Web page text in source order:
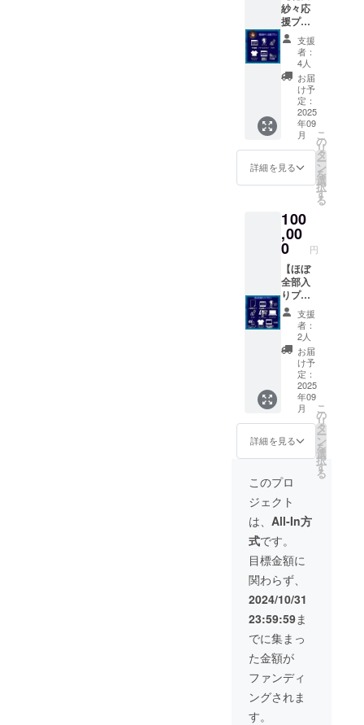
可）
動画DL
配信
（期間
限定1
年、ダ
ウン
ロード
可）
ませ
ん） ・
オリジ
ナルT
シャツ
（ver2
） ・特
製パン
（ver2
） 増
ページ
16p ・
配信
（期間
限定1ヶ
月程
度・ダ
ウン
ロード
不可）
・来年
完成予
定の
「はな
まる劇
場のい
ちばん
長い
日」長
編版の
限定1ヶ
度・ダ
ウン
ロード
不可）
・お礼
動画DL
配信
（期間
年、ダ
ウン
ロード
可）
い」と
いう方
へ向け
た本編
とは違
う編集
の動画
・倖田
李梨の
アクリ
ルスタ
ンド1点
・倖田
ン入り
チェキ
（画像
は選べ
ませ
ん） ・
オリジ
ナルT
シャツ
（ver2
） ・特
製パン
（ver2
） 増
ページ
16p ・
メイキ
配信
（期間
限定1ヶ
月程
度・ダ
ウン
ロード
不可）
・来年
完成予
定の
「はな
まる劇
場のい
ちばん
長い
日」長
編版の
紗々応
援プラ
ン】 ・
範田
紗々の
ダンス
シーン
特別編
集ムー
ビー配
信（期
間限定1
年、ダ
ウン
ロード
※「ダン
スを
もっと
見た
い」と
いう方
へ向け
た本編
とは違
う編集
の動画
・範田
紗々の
アクリ
ルスタ
ンド1点
・範田
紗々の
撮影時
のサイ
ン入り
チェキ
（画像
は選べ
ませ
ん） ・
オリジ
ナルT
シャツ
（ver2
） ・特
製パン
フ
（ver2
） 増
ページ
16p ・
メイキ
支援
者：
4人
お届
け予
定：
2025
年09
月
詳細を見る
こ
の
リ
タ
ー
ン
を
選
択
す
る
100
,00
0 円
【ほぼ
全部入
りプラ
ン】 ・
このプ
ランだ
けの小
道具の
レプリ
カポス
ターA2
・初咲
里奈、
倖田李
梨、範
田紗々
のダン
スシー
ン特別
編集
ムー
ビー
（期間
限定1
年、ダ
ウン
ロード
可）
※「ダン
スを
もっと
見た
い」と
いう方
支援
者：
2人
お届
け予
定：
2025
年09
月
詳細を見る
こ
の
リ
タ
ー
ン
を
選
択
す
る
このプロ
ジェクト
は、 All-In方
式です。
目標金額に
関わらず、
2024/10/31
23:59:59ま
でに集まっ
た金額が
ファンディ
ングされま
す。